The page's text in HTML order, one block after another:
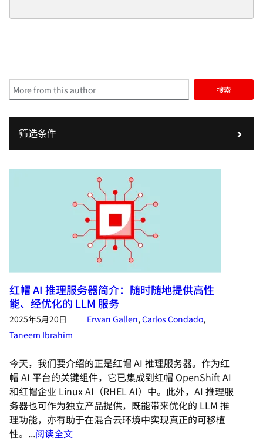
搜索
筛选条件
红帽 AI 推理服务器简介：随时随地提供高性
能、经优化的 LLM 服务
2025年5月20日 Erwan Gallen, Carlos Condado,
Taneem Ibrahim
今天，我们要介绍的正是红帽 AI 推理服务器。作为红
帽 AI 平台的关键组件，它已集成到红帽 OpenShift AI
和红帽企业 Linux AI（RHEL AI）中。此外，AI 推理服
务器也可作为独立产品提供，既能带来优化的 LLM 推
理功能，亦有助于在混合云环境中实现真正的可移植
性。...阅读全文